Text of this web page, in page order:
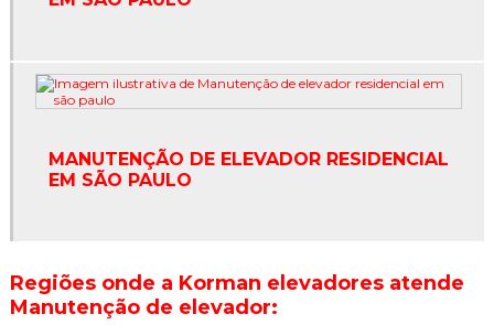
Empresa especializada em manutenção de elevadores
Empresa de manutenção de elevadores em sp
Empresas de elevadores em são paulo
Empresas de elevadores em sp
Empresas de manutenção de elevadores em são paulo
MANUTENÇÃO DE ELEVADOR RESIDENCIAL
EM SÃO PAULO
Regiões onde a Korman elevadores atende
Manutenção de elevador: